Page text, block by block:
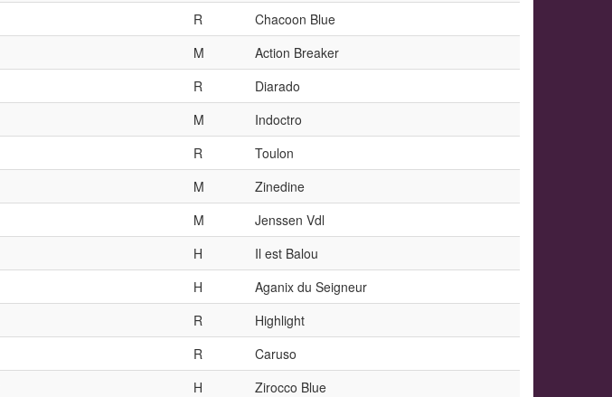
R
Chacoon Blue
M
Action Breaker
R
Diarado
M
Indoctro
R
Toulon
M
Zinedine
M
Jenssen Vdl
H
Il est Balou
H
Aganix du Seigneur
R
Highlight
R
Caruso
H
Zirocco Blue